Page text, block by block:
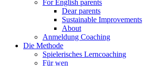
For English parents
Dear parents
Sustainable Improvements
About
Anmeldung Coaching
Die Methode
Spielerisches Lerncoaching
Für wen